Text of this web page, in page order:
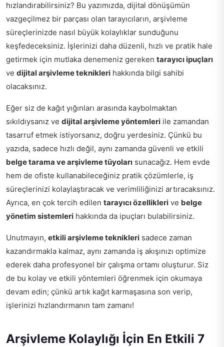
hızlandırabilirsiniz? Bu yazımızda, dijital dönüşümün
vazgeçilmez bir parçası olan tarayıcıların, arşivleme
süreçlerinizde nasıl büyük kolaylıklar sunduğunu
keşfedeceksiniz. İşlerinizi daha düzenli, hızlı ve pratik hale
getirmek için mutlaka denemeniz gereken tarayıcı ipuçları
ve dijital arşivleme teknikleri hakkında bilgi sahibi
olacaksınız.
Eğer siz de kağıt yığınları arasında kaybolmaktan
sıkıldıysanız ve dijital arşivleme yöntemleri ile zamandan
tasarruf etmek istiyorsanız, doğru yerdesiniz. Çünkü bu
yazıda, sadece hızlı değil, aynı zamanda güvenli ve etkili
belge tarama ve arşivleme tüyoları sunacağız. Hem evde
hem de ofiste kullanabileceğiniz pratik çözümlerle, iş
süreçlerinizi kolaylaştıracak ve verimliliğinizi artıracaksınız.
Ayrıca, en çok tercih edilen tarayıcı özellikleri ve belge
yönetim sistemleri hakkında da ipuçları bulabilirsiniz.
Unutmayın, etkili arşivleme teknikleri sadece zaman
kazandırmakla kalmaz, aynı zamanda iş akışınızı optimize
ederek daha profesyonel bir çalışma ortamı oluşturur. Siz
de bu kolay ve etkili yöntemleri öğrenmek için okumaya
devam edin; çünkü artık kağıt karmaşasına son verip,
işlerinizi hızlandırmanın tam zamanı!
Arşivleme Kolaylığı İçin En Etkili 7